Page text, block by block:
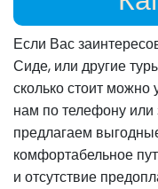
Если Вас
Сиде, или другие
сколько стоит
нам по телефону
предлагаем
комфортабельное
и отсутствие